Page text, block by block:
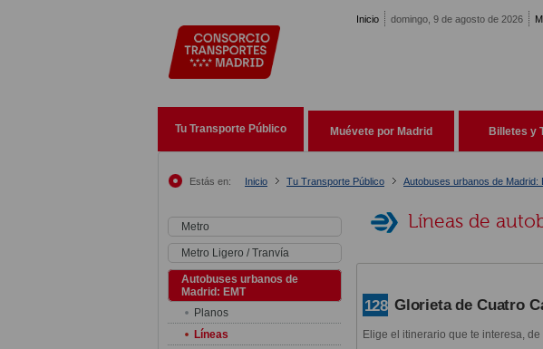
Inicio domingo, 9 de agosto de 2026
Tu Transporte Público Muévete por Madrid Billetes y
Estás en: Inicio Tu Transporte Público Autobuses urbanos de Madrid:
Metro
Metro Ligero / Tranvía
Autobuses urbanos de
Madrid: EMT
Planos
Líneas
Líneas de
128 Glorieta de Cuatro
Elige el itinerario que te interesa, de